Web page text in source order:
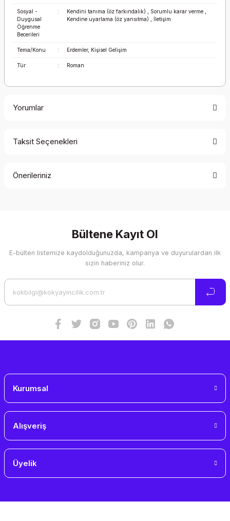
Sosyal -
Duygusal
Öğrenme
Becerileri
:
Kendini tanıma (öz farkındalık) , Sorumlu karar verme ,
Kendine uyarlama (öz yansıtma) , İletişim
Tema/Konu : Erdemler, Kişisel Gelişim
Tür : Roman
Yorumlar
Taksit Seçenekleri
Önerileriniz
Görüş ve önerileriniz için teşekkür ederiz.
Ürün resmi kalitesiz, bozuk veya görüntülenemiyor.
Bültene Kayıt Ol
E-bülten listemize kaydolduğunuzda, kampanya ve duyurulardan ilk
sizin haberiniz olur.
Kurumsal
Alışveriş
Üyelik